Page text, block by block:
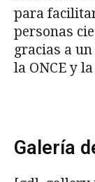
para
personas
gracias a
la ONCE y
Galería